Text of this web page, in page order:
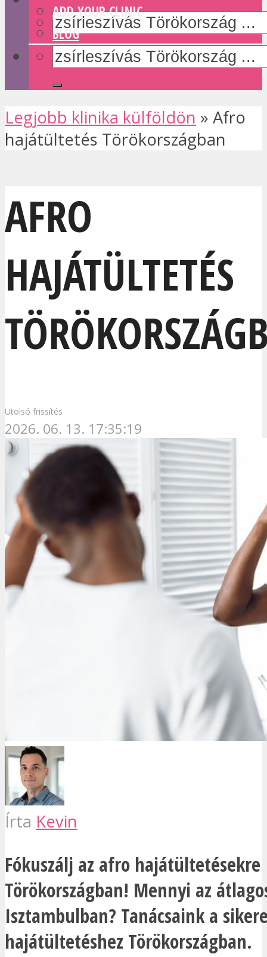
ADD YOUR CLINIC
BLOG
Legjobb klinika külföldön » Afro
hajátültetés Törökországban
AFRO
HAJÁTÜLTETÉS
Utolsó frissítés
2026. 06. 13. 17:35:19
Írta Kevin
Fókuszálj az afro hajátültetésekre
Törökországban! Mennyi az
Isztambulban? Tanácsaink a
hajátültetéshez Törökországban.